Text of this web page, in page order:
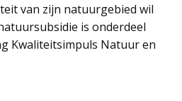
van zijn natuurgebied wil
is onderdeel
Kwaliteitsimpuls Natuur en